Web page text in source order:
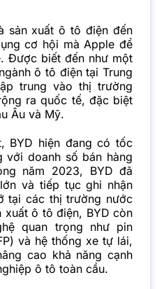
sản xuất ô tô điện đến
cơ hội mà Apple để
Được biết đến như một
ô tô điện tại Trung
trung vào thị trường
ra quốc tế, đặc biệt
Âu và Mỹ.
BYD hiện đang có tốc
doanh số bán hàng
năm 2023, BYD đã
và tiếp tục ghi nhận
tại các thị trường nước
xuất ô tô điện, BYD còn
quan trọng như pin
và hệ thống xe tự lái,
cao khả năng cạnh
ô tô toàn cầu.